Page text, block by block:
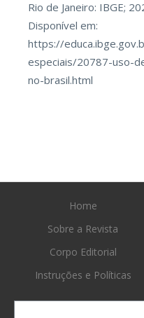
Rio de Janeiro: IBGE;
Disponível em:
https://
especiais/20787-uso-
no-brasil.html
Home
Sobre a Revista
Corpo Editorial
Instruções e Políticas